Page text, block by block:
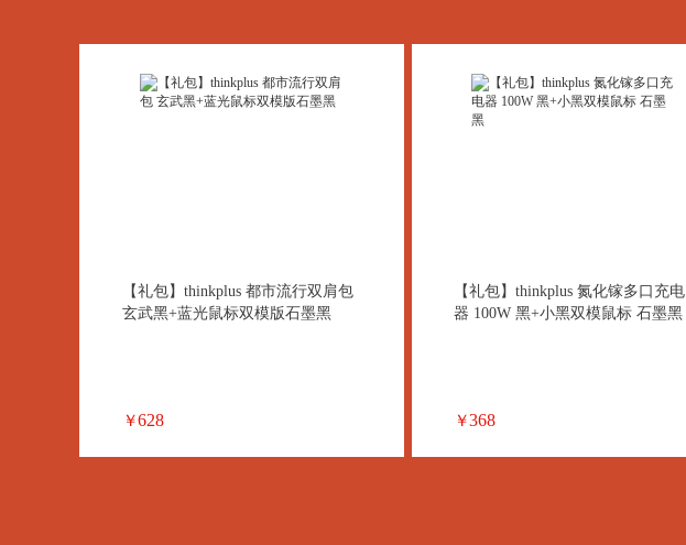
【礼包】thinkplus 都市流行双肩包
玄武黑+蓝光鼠标双模版石墨黑
￥628
【礼包】thinkplus 氮化镓多口充电
器 100W 黑+小黑双模鼠标 石墨黑
￥368